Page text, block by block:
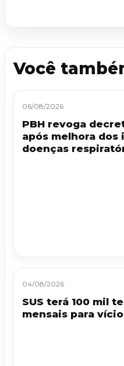
Você
06/08/2026
PBH revoga
após melhora dos
doenças
04/08/2026
SUS terá 100 mil
mensais para